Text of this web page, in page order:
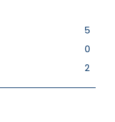
5
0
2